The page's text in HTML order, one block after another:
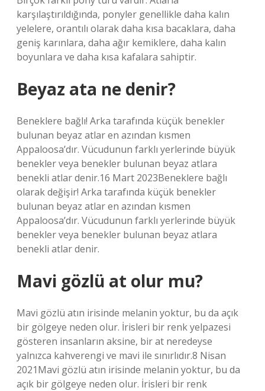
karşılaştırıldığında, ponyler genellikle daha kalın
yelelere, orantılı olarak daha kısa bacaklara, daha
geniş karınlara, daha ağır kemiklere, daha kalın
boyunlara ve daha kısa kafalara sahiptir.
Beyaz ata ne denir?
Beneklere bağlı! Arka tarafında küçük benekler
bulunan beyaz atlar en azından kısmen
Appaloosa’dır. Vücudunun farklı yerlerinde büyük
benekler veya benekler bulunan beyaz atlara
benekli atlar denir.16 Mart 2023Beneklere bağlı
olarak değişir! Arka tarafında küçük benekler
bulunan beyaz atlar en azından kısmen
Appaloosa’dır. Vücudunun farklı yerlerinde büyük
benekler veya benekler bulunan beyaz atlara
benekli atlar denir.
Mavi gözlü at olur mu?
Mavi gözlü atın irisinde melanin yoktur, bu da açık
bir gölgeye neden olur. İrisleri bir renk yelpazesi
gösteren insanların aksine, bir at neredeyse
yalnızca kahverengi ve mavi ile sınırlıdır.8 Nisan
2021Mavi gözlü atın irisinde melanin yoktur, bu da
açık bir gölgeye neden olur. İrisleri bir renk